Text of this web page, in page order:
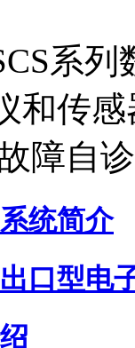
系
和传
障自
统简介
口型电